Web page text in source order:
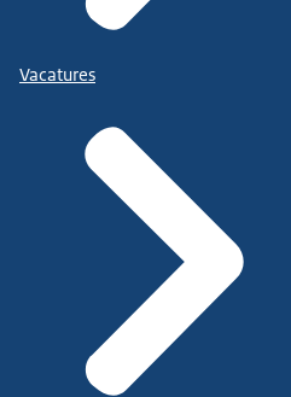
Vacatures